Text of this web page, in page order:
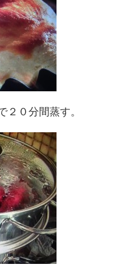
２０分間蒸す。